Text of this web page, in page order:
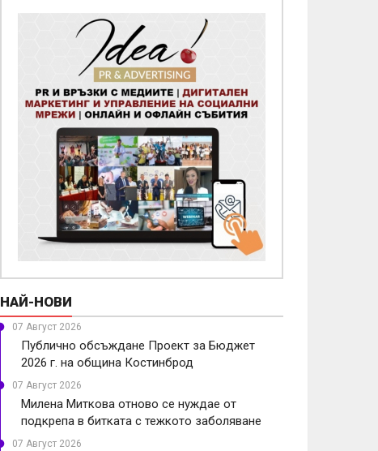
НАЙ-НОВИ
07 Август 2026
Публично обсъждане Проект за Бюджет
2026 г. на община Костинброд
07 Август 2026
Милена Миткова отново се нуждае от
подкрепа в битката с тежкото заболяване
07 Август 2026